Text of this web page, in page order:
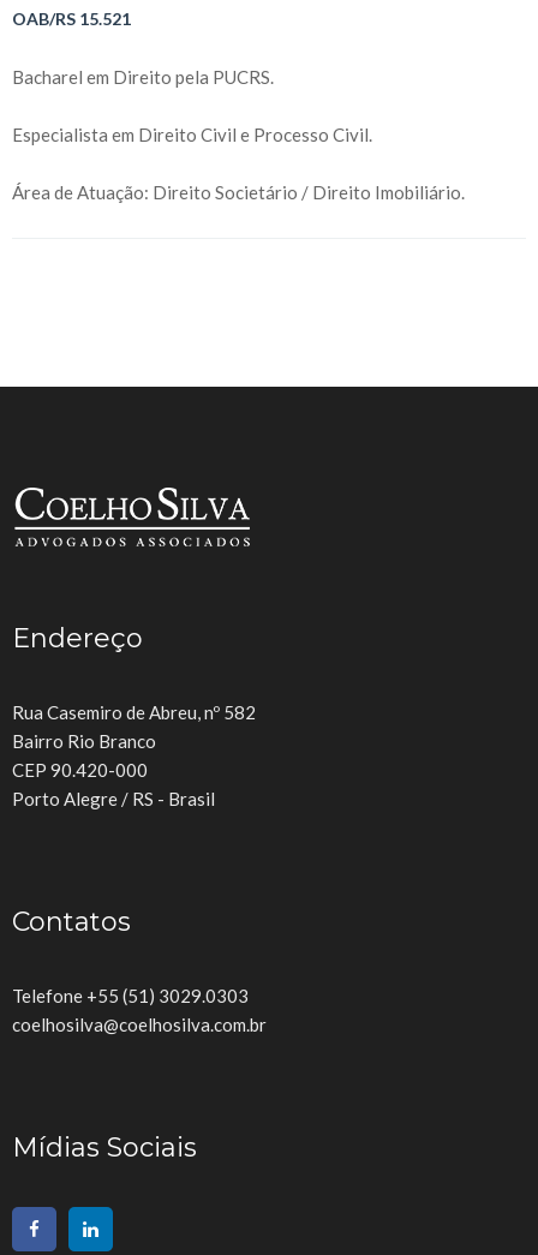
OAB/RS 15.521
Bacharel em Direito pela PUCRS.
Especialista em Direito Civil e Processo Civil.
Área de Atuação: Direito Societário / Direito Imobiliário.
Endereço
Rua Casemiro de Abreu, nº 582
Bairro Rio Branco
CEP 90.420-000
Porto Alegre / RS - Brasil
Contatos
Telefone +55 (51) 3029.0303
coelhosilva@coelhosilva.com.br
Mídias Sociais